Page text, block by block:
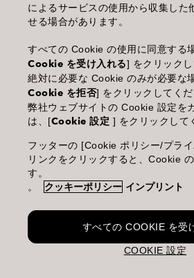
化粧品等の使用上の
(土・日・休日を除く 9:00-12:00
※年末年始休業；12/
Goldwell is part of Kao
Making life beautiful for salons,
によるサービスの使用から収集した
せる場合があります。
すべての Cookie の使用に同意する
Cookie を受け入れる] をクリックし
絶対に必要な Cookie のみが必要な
Cookie を拒否] をクリックしてくだ
弊社ウェブサイトの Cookie 設定を
は、[Cookie 設定 ] をクリックして
フッターの [Cookie ポリシー/プラ
リンクをクリックすると、Cookie
す。
。
クッキーポリシー インプリント
COOKIE 設定
すべての COOKIE を受